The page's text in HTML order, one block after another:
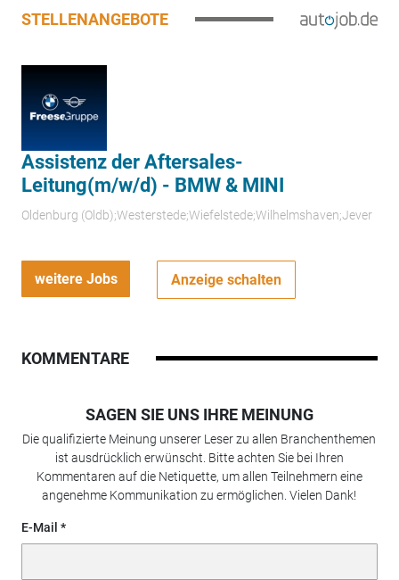
STELLENANGEBOTE
Assistenz der Aftersales-
Leitung(m/w/d) - BMW & MINI
Oldenburg (Oldb);Westerstede;Wiefelstede;Wilhelmshaven;Jever
weitere Jobs Anzeige schalten
KOMMENTARE
SAGEN SIE UNS IHRE MEINUNG
Die qualifizierte Meinung unserer Leser zu allen Branchenthemen
ist ausdrücklich erwünscht. Bitte achten Sie bei Ihren
Kommentaren auf die Netiquette, um allen Teilnehmern eine
angenehme Kommunikation zu ermöglichen. Vielen Dank!
E-Mail